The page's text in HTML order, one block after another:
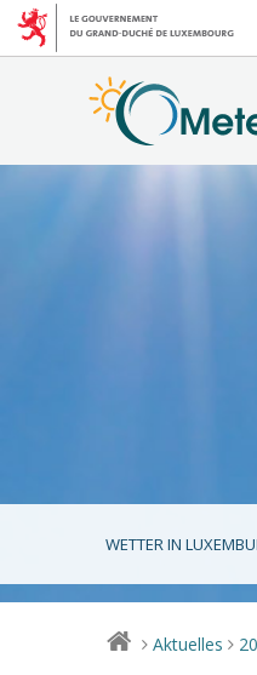
WETTER IN
> Aktuelles >